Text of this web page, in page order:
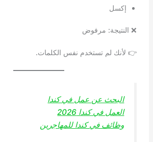
إكسل
❌ النتيجة: مرفوض
👉 لأنك لم تستخدم نفس الكلمات.
البحث عن عمل في كندا
العمل في كندا 2026
وظائف في كندا للمهاجرين